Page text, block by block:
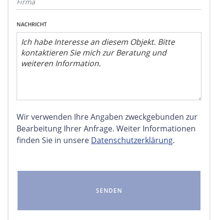
NACHRICHT
Wir verwenden Ihre Angaben zweckgebunden zur
Bearbeitung Ihrer Anfrage. Weiter Informationen
finden Sie in unsere Datenschutzerklärung.
FACEBOOK
X